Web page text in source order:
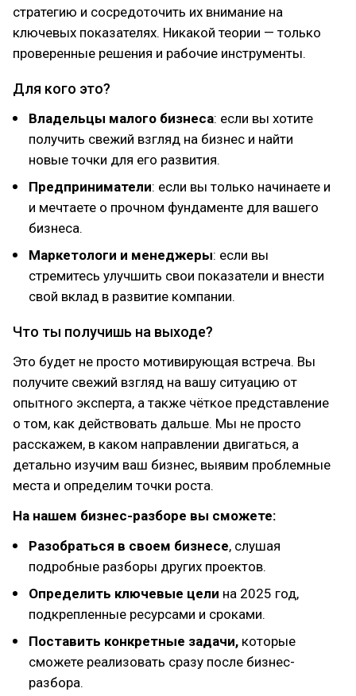
стратегию и сосредоточить их внимание на
ключевых показателях. Никакой теории — только
проверенные решения и рабочие инструменты.
Для кого это?
Владельцы малого бизнеса: если вы хотите
получить свежий взгляд на бизнес и найти
новые точки для его развития.
Предприниматели: если вы только начинаете и
и мечтаете о прочном фундаменте для вашего
бизнеса.
Маркетологи и менеджеры: если вы
стремитесь улучшить свои показатели и внести
свой вклад в развитие компании.
Что ты получишь на выходе?
Это будет не просто мотивирующая встреча. Вы
получите свежий взгляд на вашу ситуацию от
опытного эксперта, а также чёткое представление
о том, как действовать дальше. Мы не просто
расскажем, в каком направлении двигаться, а
детально изучим ваш бизнес, выявим проблемные
места и определим точки роста.
На нашем бизнес-разборе вы сможете:
Разобраться в своем бизнесе, слушая
подробные разборы других проектов.
Определить ключевые цели на 2025 год,
подкрепленные ресурсами и сроками.
Поставить конкретные задачи, которые
сможете реализовать сразу после бизнес-
разбора.